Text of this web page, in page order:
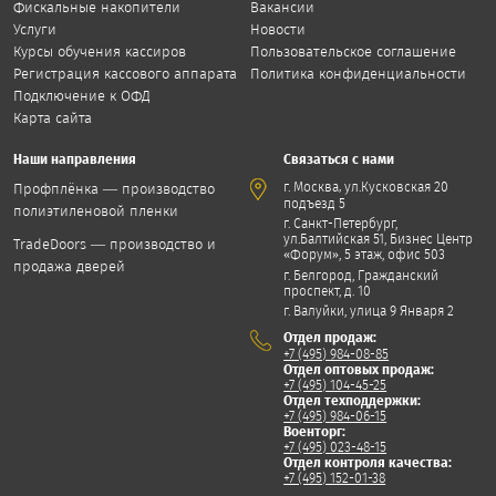
Фискальные накопители
Услуги
Курсы обучения кассиров
Регистрация кассового аппарата
Подключение к ОФД
Карта сайта
Вакансии
Новости
Пользовательское соглашение
Политика конфиденциальности
Наши направления
Профплёнка — производство
полиэтиленовой пленки
TradeDoors — производство и
продажа дверей
Связаться с нами
г. Москва,ул.Кусковская 20
подъезд 5
г. Санкт-Петербург,
ул.Балтийская 51, Бизнес Центр
«Форум», 5 этаж, офис 503
г. Белгород, Гражданский
проспект, д. 10
г. Валуйки, улица 9 Января 2
Отдел продаж:
+7 (495) 984-08-85
Отдел оптовых продаж:
+7 (495) 104-45-25
Отдел техподдержки:
+7 (495) 984-06-15
Военторг:
+7 (495) 023-48-15
Отдел контроля качества:
+7 (495) 152-01-38